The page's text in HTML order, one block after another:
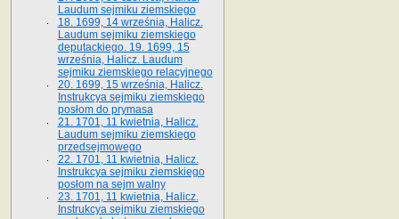
Laudum sejmiku ziemskiego
18. 1699, 14 września, Halicz.
Laudum sejmiku ziemskiego
deputackiego. 19. 1699, 15
września, Halicz. Laudum
sejmiku ziemskiego relacyjnego
20. 1699, 15 września, Halicz.
Instrukcya sejmiku ziemskiego
posłom do prymasa
21. 1701, 11 kwietnia, Halicz.
Laudum sejmiku ziemskiego
przedsejmowego
22. 1701, 11 kwietnia, Halicz.
Instrukcya sejmiku ziemskiego
posłom na sejm walny
23. 1701, 11 kwietnia, Halicz.
Instrukcya sejmiku ziemskiego